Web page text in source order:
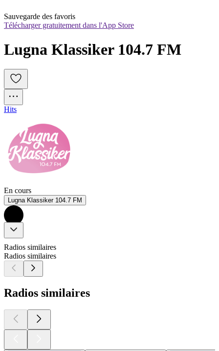
Sauvegarde des favoris
Télécharger gratuitement dans l'App Store
Lugna Klassiker 104.7 FM
Hits
En cours
Lugna Klassiker 104.7 FM
Radios similaires
Radios similaires
Radios similaires